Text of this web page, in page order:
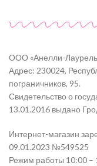
ООО «Анелли-
Адрес: 230024,
пограничников, 95.
Свидетельство о
13.01.2016 выдано
Интернет-магазин
09.01.2023 №549525
Режим работы 10:00 –